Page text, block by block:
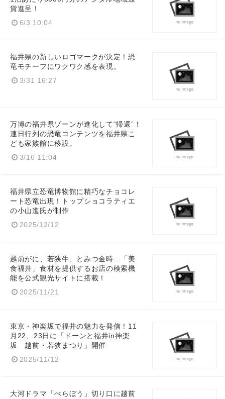
貨進呈！
6/3 10:04
福井県の新しいロゴマークが決定！恐
竜モチーフにワクワク感を表現。
3/31 16:27
万博の福井県ゾーンが進化して“帰還”！
連日行列の恐竜コンテンツを福井県こ
ども家族館に移設。
3/16 11:04
福井県立恐竜博物館に精巧なチョコレ
ート恐竜出現！トップショコラティエ
の小山進氏が制作
2025/12/12
越前がに、若狭牛、とみつ金時…「美
食福井」食材を提供するお店の検索機
能を公式観光サイトに搭載！
2025/11/21
東京・神楽坂で福井の魅力を発信！11
月22、23日に「ドーンと福井in神楽
坂 越前・若狭まつり」開催
2025/11/12
大河ドラマ「べらぼう」切り口に越前